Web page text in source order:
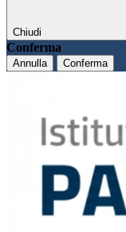
Chiudi
Conferma
Annulla Conferma